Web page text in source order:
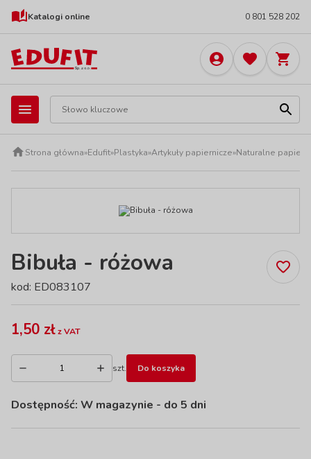
Katalogi online 0 801 528 202
Strona główna»Edufit»Plastyka»Artykuły papiernicze»Naturalne papiery
Bibuła - różowa
kod: ED083107
1,50 złz VAT
szt. Do koszyka
Dostępność: W magazynie - do 5 dni